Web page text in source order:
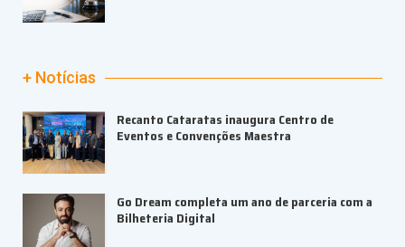
+ Notícias
Recanto Cataratas inaugura Centro de
Eventos e Convenções Maestra
Go Dream completa um ano de parceria com a
Bilheteria Digital